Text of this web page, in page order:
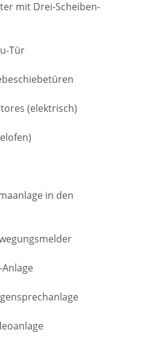
mit Drei-Scheiben-
Tür
(elektrisch)
in den